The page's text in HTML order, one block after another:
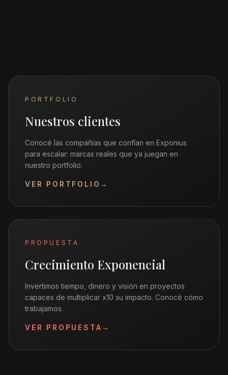
PORTFOLIO
Nuestros clientes
Conocé las compañías que confían en Exponius
para escalar: marcas reales que ya juegan en
nuestro portfolio.
VER PORTFOLIO →
PROPUESTA
Crecimiento Exponencial
Invertimos tiempo, dinero y visión en proyectos
capaces de multiplicar x10 su impacto. Conocé cómo
trabajamos.
VER PROPUESTA →